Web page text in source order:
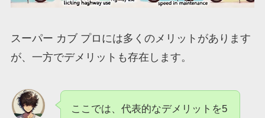
スーパー カブ プロには多くのメリットがあります
が、一方でデメリットも存在します。
ここでは、代表的なデメリットを5